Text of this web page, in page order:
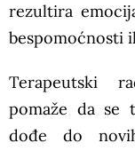
rezultira
bespomoćnosti
Terapeutski
pomaže da se
dođe do